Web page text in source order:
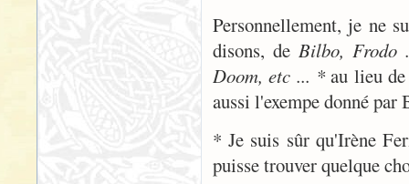
Personnellement, je ne
disons, de Bilbo, Frodo
Doom, etc ... * au lieu
aussi l'exempe donné par
* Je suis sûr qu'Irène
puisse trouver quelque